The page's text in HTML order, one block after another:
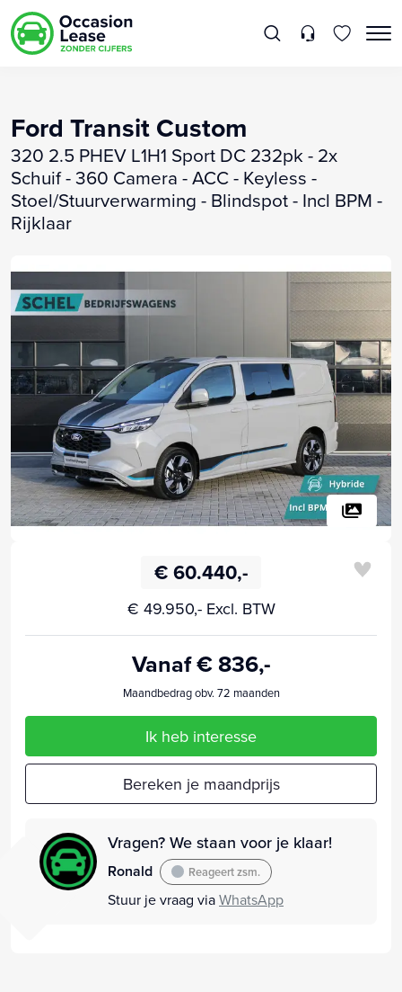
Ford Transit Custom
320 2.5 PHEV L1H1 Sport DC 232pk - 2x
Schuif - 360 Camera - ACC - Keyless -
Stoel/Stuurverwarming - Blindspot - Incl BPM -
Rijklaar
€ 60.440,-
€ 49.950,- Excl. BTW
Vanaf € 836,-
Maandbedrag obv. 72 maanden
Ik heb interesse
Bereken je maandprijs
Vragen? We staan voor je klaar!
Ronald Reageert zsm.
Stuur je vraag viaWhatsApp